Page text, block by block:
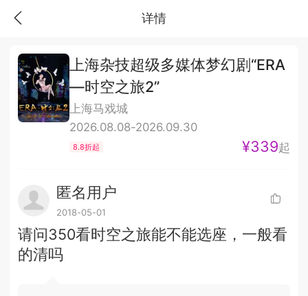
详情
上海杂技超级多媒体梦幻剧“ERA
—时空之旅2”
上海马戏城
2026.08.08-2026.09.30
8.8折起 ¥339起
匿名用户
2018-05-01
请问350看时空之旅能不能选座，一般看
的清吗